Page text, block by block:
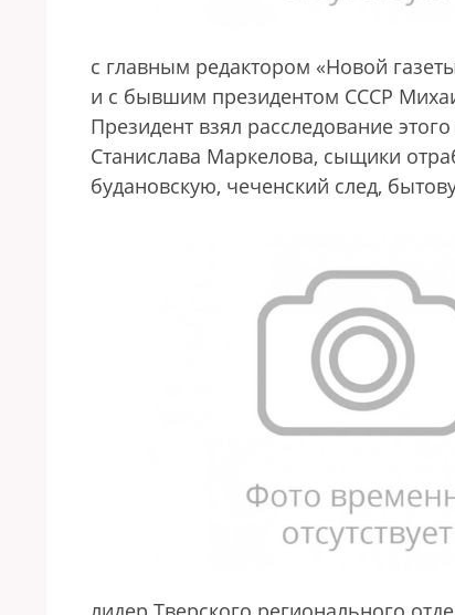
с главным редактором «Новой
и с бывшим президентом СССР
Президент взял расследование
Станислава Маркелова, сыщики
будановскую, чеченский след,